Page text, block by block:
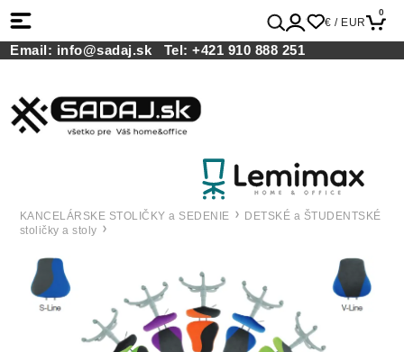
€ / EUR
0
Email: info@sadaj.sk Tel:+421 910 888 251
KANCELÁRSKE STOLIČKY a SEDENIE
DETSKÉ a ŠTUDENTSKÉ
stoličky a stoly